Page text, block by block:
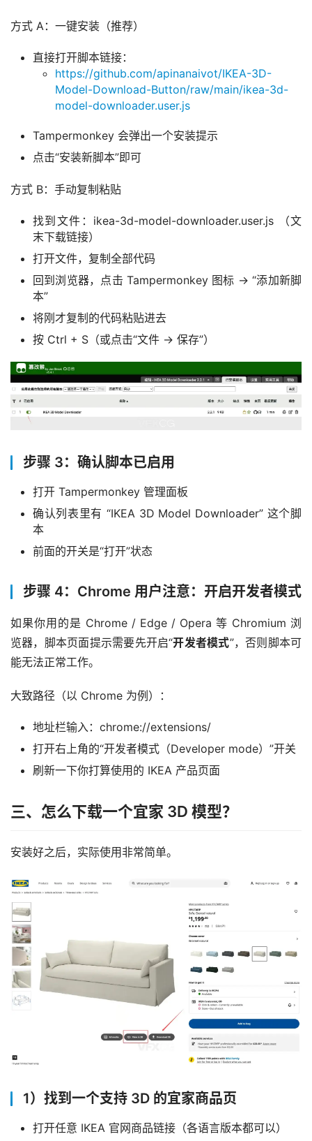
首
方式 A：一键安装（推荐）
直接打开脚本链接：
https://github.com/apinanaivot/IKEA-3D-
Model-Download-Button/raw/main/ikea-3d-
model-downloader.user.js
Tampermonkey 会弹出一个安装提示
点击“安装新脚本”即可
方式 B：手动复制粘贴
找到文件：ikea-3d-model-downloader.user.js （文
末下载链接）
打开文件，复制全部代码
回到浏览器，点击 Tampermonkey 图标 → “添加新脚
本”
将刚才复制的代码粘贴进去
按 Ctrl + S（或点击“文件 → 保存”）
步骤 3：确认脚本已启用
打开 Tampermonkey 管理面板
确认列表里有 “IKEA 3D Model Downloader” 这个脚
本
前面的开关是“打开”状态
步骤 4：Chrome 用户注意：开启开发者模式
如果你用的是 Chrome / Edge / Opera 等 Chromium 浏
览器，脚本页面提示需要先开启“开发者模式”，否则脚本可
能无法正常工作。
大致路径（以 Chrome 为例）：
地址栏输入：chrome://extensions/
打开右上角的“开发者模式（Developer mode）”开关
刷新一下你打算使用的 IKEA 产品页面
三、怎么下载一个宜家 3D 模型？
安装好之后，实际使用非常简单。
1）找到一个支持 3D 的宜家商品页
打开任意 IKEA 官网商品链接（各语言版本都可以）